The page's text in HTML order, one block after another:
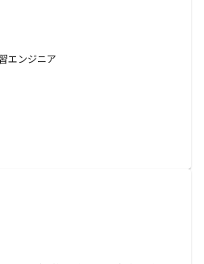
エンジニア